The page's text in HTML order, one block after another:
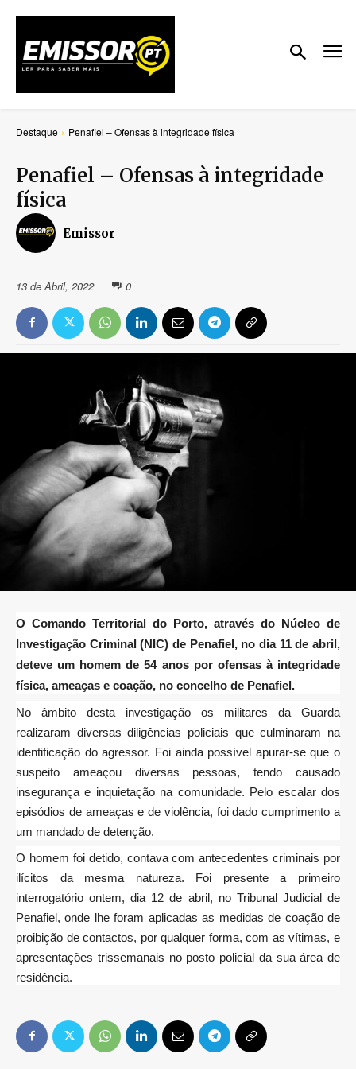
Destaque Penafiel – Ofensas à integridade física
Penafiel – Ofensas à integridade
física
Emissor
13 de Abril, 2022 0
O Comando Territorial do Porto, através do Núcleo de
Investigação Criminal (NIC) de Penafiel, no dia 11 de abril,
deteve um homem de 54 anos por ofensas à integridade
física, ameaças e coação, no concelho de Penafiel.
No âmbito desta investigação os militares da Guarda
realizaram diversas diligências policiais que culminaram na
identificação do agressor. Foi ainda possível apurar-se que o
suspeito ameaçou diversas pessoas, tendo causado
insegurança e inquietação na comunidade. Pelo escalar dos
episódios de ameaças e de violência, foi dado cumprimento a
um mandado de detenção.
O homem foi detido, contava com antecedentes criminais por
ilícitos da mesma natureza. Foi presente a primeiro
interrogatório ontem, dia 12 de abril, no Tribunal Judicial de
Penafiel, onde lhe foram aplicadas as medidas de coação de
proibição de contactos, por qualquer forma, com as vítimas, e
apresentações trissemanais no posto policial da sua área de
residência.